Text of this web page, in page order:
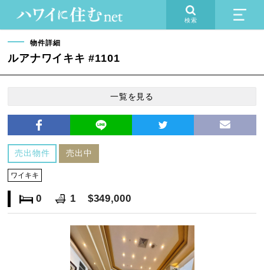
検索
物件詳細
ルアナワイキキ #1101
一覧を見る
売出物件 売出中
ワイキキ
0 1 $349,000